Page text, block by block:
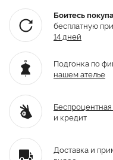
Боитесь
бесплатную
14 дней
Подгонка по
нашем ателье
и кредит
Доставка и